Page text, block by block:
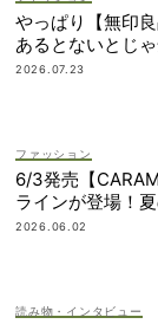
やっぱり【無印
あるとないとじ
上げアイテム」
2026.07.23
ファッション
6/3発売【
ラインが登場！
おすすめ
2026.06.02
読み物・インタビュー